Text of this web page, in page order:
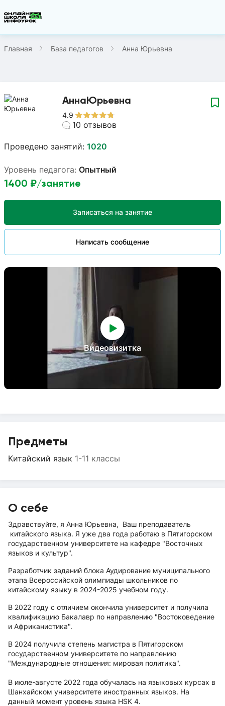
Главная База педагогов Анна Юрьевна
АннаЮрьевна
4.9
10 отзывов
Проведено занятий: 1020
Видеовизитка
Уровень педагога: Опытный
1400 ₽/занятие
Записаться на занятие
Написать сообщение
Предметы
Китайский язык 1-11 классы
О себе
Здравствуйте, я Анна Юрьевна, Ваш преподаватель
китайского языка. Я уже два года работаю в Пятигорском
государственном университете на кафедре "Восточных
языков и культур".
Разработчик заданий блока Аудирование муниципального
этапа Всероссийской олимпиады школьников по
китайскому языку в 2024-2025 учебном году.
В 2022 году с отличием окончила университет и получила
квалификацию Бакалавр по направлению "Востоковедение
и Африканистика".
В 2024 получила степень магистра в Пятигорском
государственном университете по направлению
"Международные отношения: мировая политика".
В июле-августе 2022 года обучалась на языковых курсах в
Шанхайском университете иностранных языков. На
данный момент уровень языка HSK 4.